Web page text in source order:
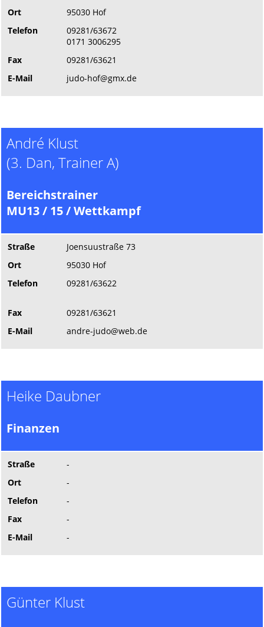
Ort
95030 Hof
Telefon
09281/63672
0171 3006295
Fax
09281/63621
E-Mail
judo-hof@gmx.de
André Klust
(3. Dan, Trainer A)
Bereichstrainer
MU13 / 15 / Wettkampf
Straße
Joensuustraße 73
Ort
95030 Hof
Telefon
09281/63622
Fax
09281/63621
E-Mail
andre-judo@web.de
Heike Daubner
Finanzen
Straße
-
Ort
-
Telefon
-
Fax
-
E-Mail
-
Günter Klust